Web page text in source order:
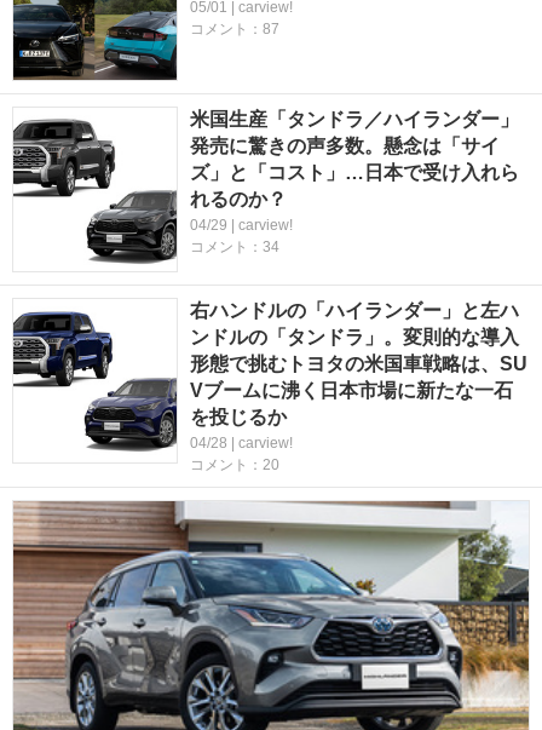
05/01 | carview!
コメント：87
米国生産「タンドラ／ハイランダー」
発売に驚きの声多数。懸念は「サイ
ズ」と「コスト」…日本で受け入れら
れるのか？
04/29 | carview!
コメント：34
右ハンドルの「ハイランダー」と左ハ
ンドルの「タンドラ」。変則的な導入
形態で挑むトヨタの米国車戦略は、SU
Vブームに沸く日本市場に新たな一石
を投じるか
04/28 | carview!
コメント：20